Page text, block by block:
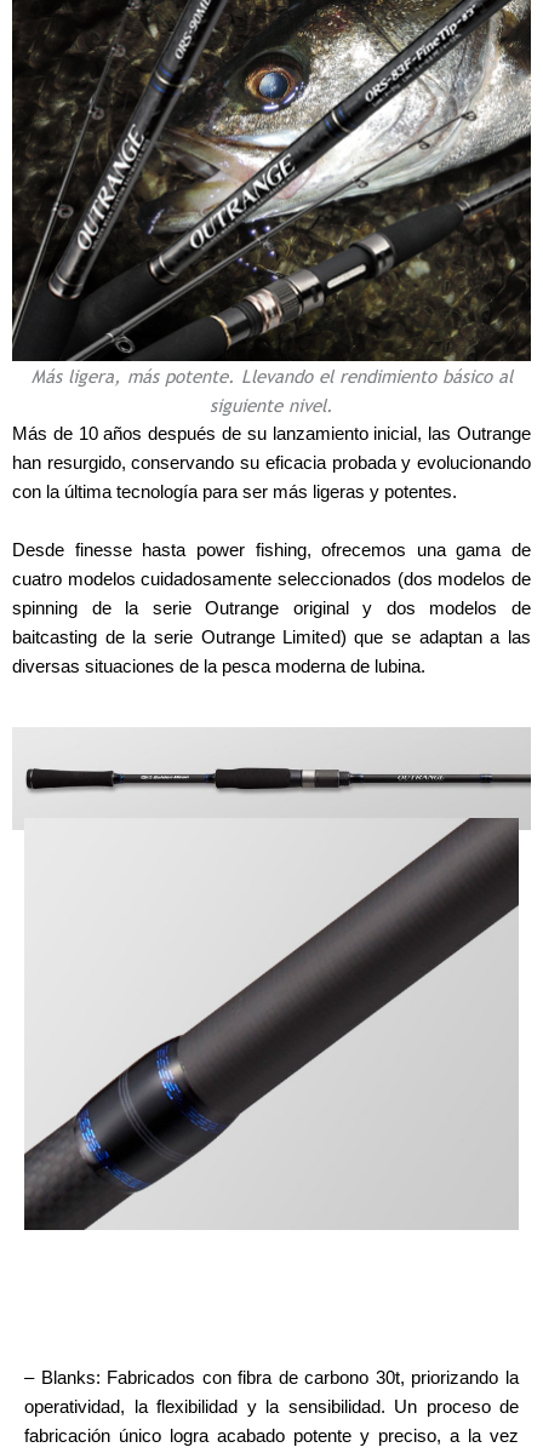
Más ligera, más potente. Llevando el rendimiento básico al
siguiente nivel.
Más de 10 años después de su lanzamiento inicial, las Outrange
han resurgido, conservando su eficacia probada y evolucionando
con la última tecnología para ser más ligeras y potentes.
Desde finesse hasta power fishing, ofrecemos una gama de
cuatro modelos cuidadosamente seleccionados (dos modelos de
spinning de la serie Outrange original y dos modelos de
baitcasting de la serie Outrange Limited) que se adaptan a las
diversas situaciones de la pesca moderna de lubina.
– Blanks: Fabricados con fibra de carbono 30t, priorizando la
operatividad, la flexibilidad y la sensibilidad. Un proceso de
fabricación único logra acabado potente y preciso, a la vez